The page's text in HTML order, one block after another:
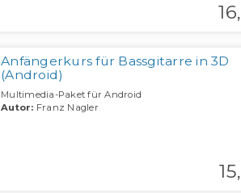
16,
Anfängerkurs für Bassgitarre in 3D
(Android)
Multimedia-Paket für Android
Autor: Franz Nagler
15,